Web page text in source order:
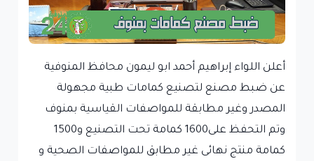
أعلن اللواء إبراهيم أحمد ابو ليمون محافظ المنوفية
عن ضبط مصنع لتصنيع كمامات طبية مجهولة
المصدر وغير مطابقة للمواصفات القياسية بمنوف
وتم التحفظ على1600 كمامة تحت التصنيع و1500
كمامة منتج نهائى غير مطابق للمواصفات الصحية و